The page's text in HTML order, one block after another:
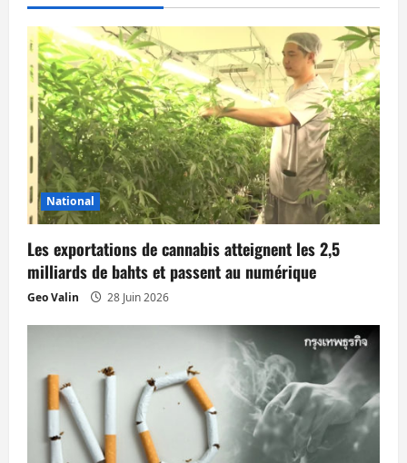
i
o
n
d
’
a
r
t
National
Les exportations de cannabis atteignent les 2,5
milliards de bahts et passent au numérique
Geo Valin 28 Juin 2026